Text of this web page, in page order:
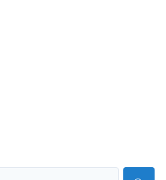
forening